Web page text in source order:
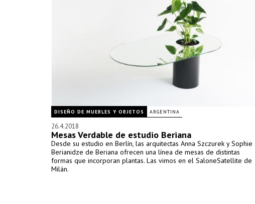
DISEÑO DE MUEBLES Y OBJETOS ARGENTINA
26.4.2018
Mesas Verdable de estudio Beriana
Desde su estudio en Berlín, las arquitectas Anna Szczurek y Sophie
Berianidze de Beriana ofrecen una línea de mesas de distintas
formas que incorporan plantas. Las vimos en el SaloneSatellite de
Milán.